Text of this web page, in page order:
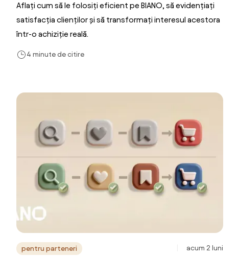
Aflați cum să le folosiți eficient pe BIANO, să evidențiați
satisfacția clienților și să transformați interesul acestora
într-o achiziție reală.
4 minute de citire
acum 2 luni
pentru parteneri